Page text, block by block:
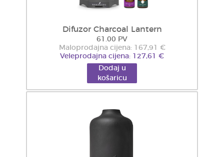
Difuzor Charcoal Lantern
61.00 PV
Maloprodajna cijena: 167,91 €
Veleprodajna cijena: 127,61 €
Dodaj u
košaricu